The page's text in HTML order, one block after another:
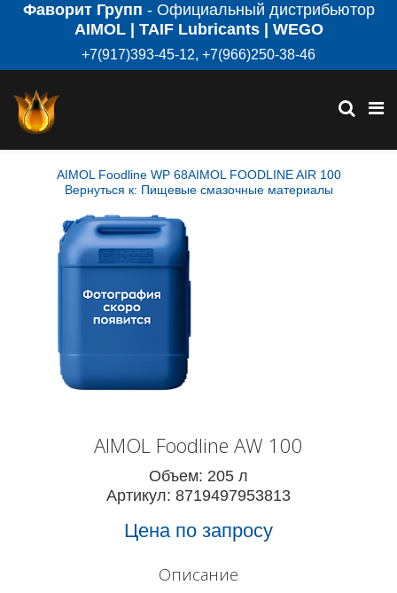
Фаворит Групп - Официальный дистрибьютор
AIMOL | TAIF Lubricants | WEGO
+7(917)393-45-12, +7(966)250-38-46
AIMOL Foodline WP 68AIMOL FOODLINE AIR 100
Вернуться к: Пищевые смазочные материалы
AIMOL Foodline AW 100
Объем: 205 л
Артикул: 8719497953813
Цена по запросу
Описание